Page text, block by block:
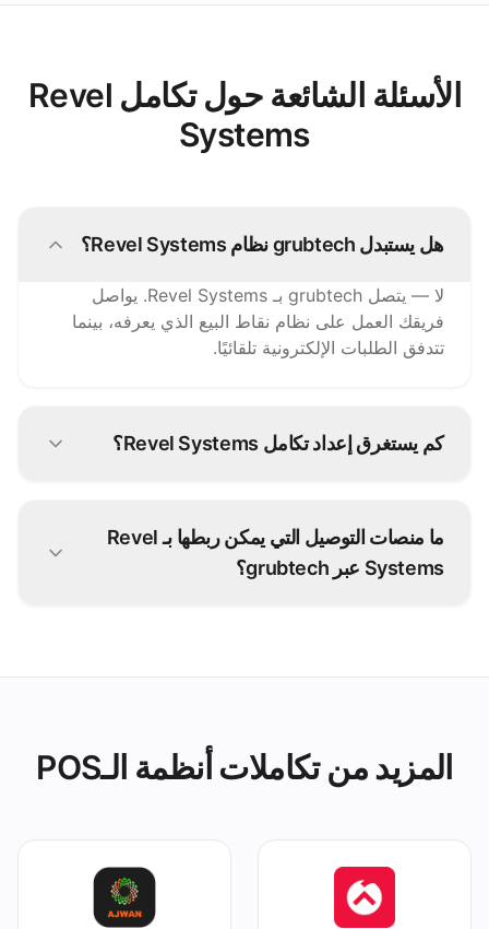
الأسئلة الشائعة حول تكامل Revel
Systems
هل يستبدل grubtech نظام Revel Systems؟
لا — يتصل grubtech بـ Revel Systems. يواصل
فريقك العمل على نظام نقاط البيع الذي يعرفه، بينما
تتدفق الطلبات الإلكترونية تلقائيًا.
كم يستغرق إعداد تكامل Revel Systems؟
جانبك.
ما منصات التوصيل التي يمكن ربطها بـ Revel
Systems عبر grubtech؟
المزيد من تكاملات أنظمة الـPOS